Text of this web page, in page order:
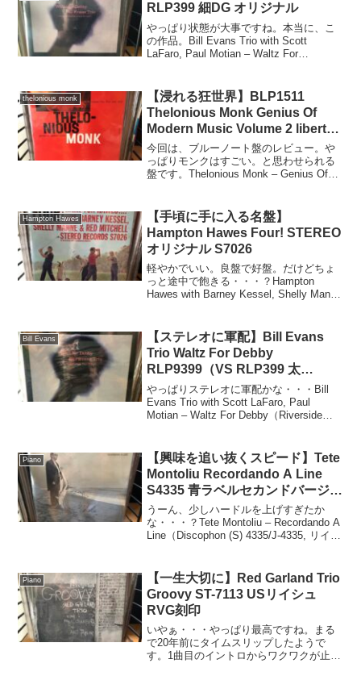
RLP399 細DG オリジナル
やっぱり状態が大事ですね。本当に、こ
の作品。Bill Evans Trio with Scott
LaFaro, Paul Motian – Waltz For
thelonious monk
【浸れる狂世界】BLP1511
Thelonious Monk Genius Of
Modern Music Volume 2 liberty
手書きRVG
今回は、ブルーノート盤のレビュー。や
っぱりモンクはすごい。と思わせられる
盤です。Thelonious Monk – Genius Of
Hampton Hawes
【手頃に手に入る名盤】
Hampton Hawes Four! STEREO
オリジナル S7026
軽やかでいい。良盤で好盤。だけどちょ
っと途中で飽きる・・・？Hampton
Hawes with Barney Kessel, Shelly Manne
Bill Evans
【ステレオに軍配】Bill Evans
Trio Waltz For Debby
RLP9399（VS RLP399 太
DG×2・細DG×2）
やっぱりステレオに軍配かな・・・Bill
Evans Trio with Scott LaFaro, Paul
Motian – Waltz For Debby（Riverside
Piano
【興味を追い抜くスピード】Tete
Montoliu Recordando A Line
S4335 青ラベルセカンドバージョ
ン
うーん、少しハードルを上げすぎたか
な・・・？Tete Montoliu – Recordando A
Line（Discophon (S) 4335/J-4335, リイシ
Piano
【一生大切に】Red Garland Trio
Groovy ST-7113 USリイシュ
RVG刻印
いやぁ・・・やっぱり最高ですね。まる
で20年前にタイムスリップしたようで
す。1曲目のイントロからワクワクが止ま